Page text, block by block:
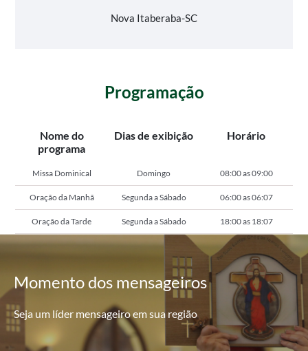
Nova Itaberaba-SC
Programação
Nome do
programa
Dias de exibição Horário
Missa Dominical Domingo 08:00 as 09:00
Oração da Manhã Segunda a Sábado 06:00 as 06:07
Oração da Tarde Segunda a Sábado 18:00 as 18:07
Momentodos mensageiros
Seja um líder mensageiro em sua região